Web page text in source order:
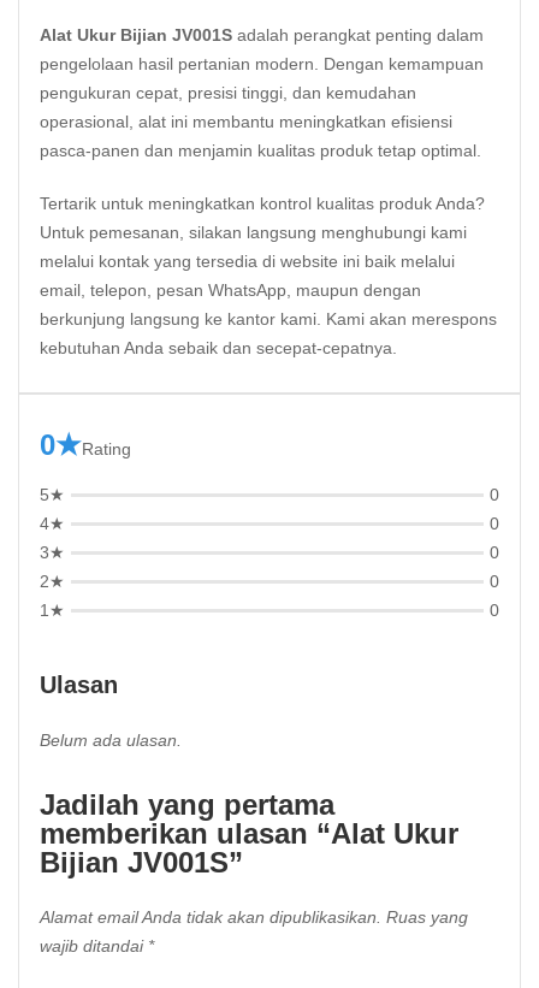
Alat Ukur Bijian JV001S adalah perangkat penting dalam
pengelolaan hasil pertanian modern. Dengan kemampuan
pengukuran cepat, presisi tinggi, dan kemudahan
operasional, alat ini membantu meningkatkan efisiensi
pasca-panen dan menjamin kualitas produk tetap optimal.
Tertarik untuk meningkatkan kontrol kualitas produk Anda?
Untuk pemesanan, silakan langsung menghubungi kami
melalui kontak yang tersedia di website ini baik melalui
email, telepon, pesan WhatsApp, maupun dengan
berkunjung langsung ke kantor kami. Kami akan merespons
kebutuhan Anda sebaik dan secepat-cepatnya.
0★Rating
5★
0
4★
0
3★
0
2★
0
1★
0
Ulasan
Belum ada ulasan.
Jadilah yang pertama
memberikan ulasan “Alat Ukur
Bijian JV001S”
Alamat email Anda tidak akan dipublikasikan. Ruas yang
wajib ditandai *